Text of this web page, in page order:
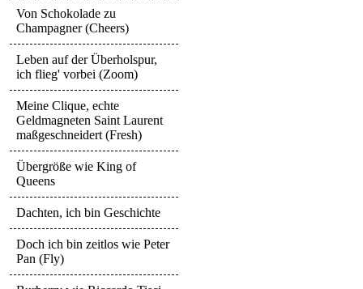
Von Schokolade zu
Champagner (Cheers)
Leben auf der Überholspur,
ich flieg' vorbei (Zoom)
Meine Clique, echte
Geldmagneten Saint Laurent
maßgeschneidert (Fresh)
Übergröße wie King of
Queens
Dachten, ich bin Geschichte
Doch ich bin zeitlos wie Peter
Pan (Fly)